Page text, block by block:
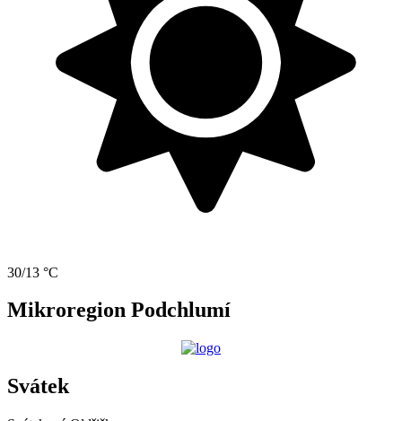
30/13 °C
Mikroregion Podchlumí
Svátek